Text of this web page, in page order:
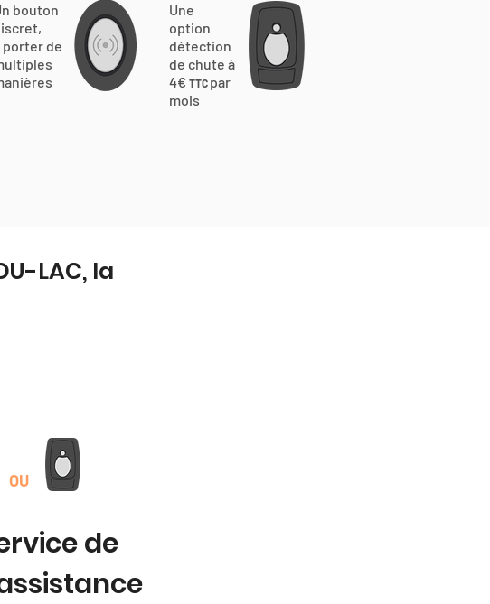
bouton
porter de
Une
option
détection
de chute à
4€ TTC par
mois
LAC, la
OU
de